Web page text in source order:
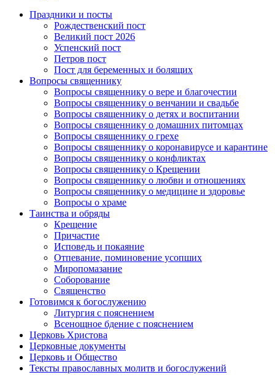
Праздники и посты
Рождественский пост
Великий пост 2026
Успенский пост
Петров пост
Пост для беременных и болящих
Вопросы священнику
Вопросы священнику о вере и благочестии
Вопросы священнику о венчании и свадьбе
Вопросы священнику о детях и воспитании
Вопросы священнику о домашних питомцах
Вопросы священнику о грехе
Вопросы священнику о коронавирусе и карантине
Вопросы священнику о конфликтах
Вопросы священнику о Крещении
Вопросы священнику о любви и отношениях
Вопросы священнику о медицине и здоровье
Вопросы о храме
Таинства и обряды
Крещение
Причастие
Исповедь и покаяние
Отпевание, поминовение усопших
Миропомазание
Соборование
Священство
Готовимся к богослужению
Литургия с пояснением
Всенощное бдение с пояснением
Церковь Христова
Церковные документы
Церковь и Общество
Тексты православных молитв и богослужений